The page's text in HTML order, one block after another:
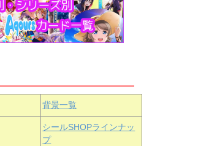
高海千歌 渡辺曜
浦の星女学院1年生
黒澤ルビィ 国木田花丸
浦の星女学院3年生
宮下愛 優木せつ菜
虹ヶ咲学園1年生
天王寺璃奈 桜坂しずく
背景一覧
シールSHOPラインナッ
プ